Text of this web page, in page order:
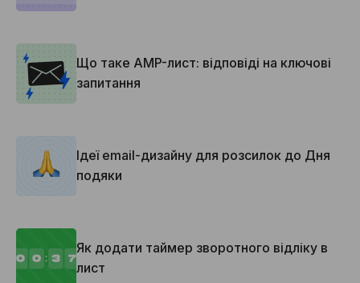
Що таке AMP-лист: відповіді на ключові
запитання
Ідеї email-дизайну для розсилок до Дня
подяки
Як додати таймер зворотного відліку в
лист